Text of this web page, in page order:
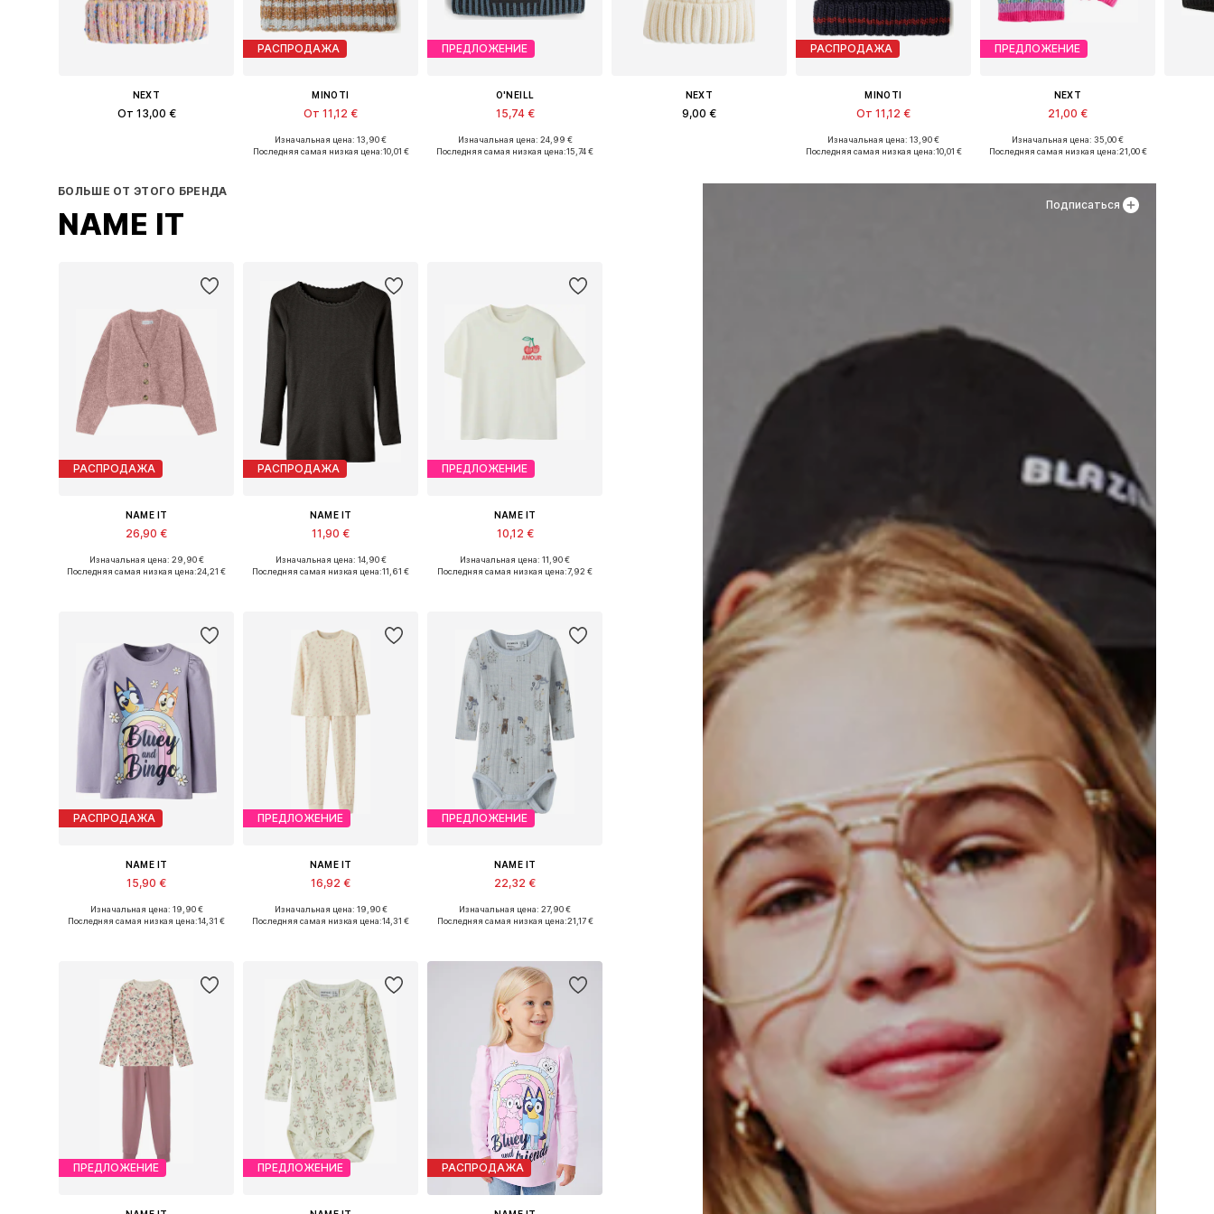
NEXT
От 13,00 €
РАСПРОДАЖА
MINOTI
От 11,12 €
Изначальная цена: 13,90 €
Последняя самая низкая цена:10,01 €
ПРЕДЛОЖЕНИЕ
O'NEILL
15,74 €
Доступные размеры: 53-57
Изначальная цена: 24,99 €
Последняя самая низкая цена:15,74 €
NEXT
9,00 €
РАСПРОДАЖА
MINOTI
От 11,12 €
Изначальная цена: 13,90 €
Последняя самая низкая цена:10,01 €
ПРЕДЛОЖЕНИЕ
NEXT
21,00 €
Доступные размеры: 52, 54
Изначальная цена: 35,00 €
Последняя самая низкая цена:21,00 €
Подписаться
БОЛЬШЕ ОТ ЭТОГО БРЕНДА
NAME IT
РАСПРОДАЖА
NAME IT
26,90 €
Доступно множество размеров
Изначальная цена: 29,90 €
Последняя самая низкая цена:24,21 €
РАСПРОДАЖА
NAME IT
11,90 €
Доступно множество размеров
Изначальная цена: 14,90 €
Последняя самая низкая цена:11,61 €
ПРЕДЛОЖЕНИЕ
NAME IT
10,12 €
Изначальная цена: 11,90 €
Последняя самая низкая цена:7,92 €
РАСПРОДАЖА
NAME IT
15,90 €
Доступно множество размеров
Изначальная цена: 19,90 €
Последняя самая низкая цена:14,31 €
ПРЕДЛОЖЕНИЕ
NAME IT
16,92 €
Доступно множество размеров
Изначальная цена: 19,90 €
Последняя самая низкая цена:14,31 €
ПРЕДЛОЖЕНИЕ
NAME IT
22,32 €
Доступно множество размеров
Изначальная цена: 27,90 €
Последняя самая низкая цена:21,17 €
ПРЕДЛОЖЕНИЕ ПРЕДЛОЖЕНИЕ РАСПРОДАЖА